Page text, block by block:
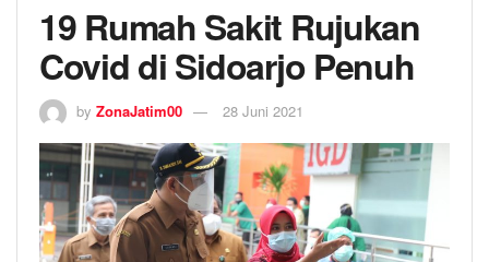
19 Rumah Sakit Rujukan
Covid di Sidoarjo Penuh
by ZonaJatim00 28 Juni 2021